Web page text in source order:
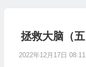
拯救大脑（五
2022年12月17日